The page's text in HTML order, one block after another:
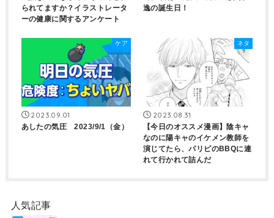
られてますか？イラストレータ
ーの健康に関するアンケート
逸の誕生日！
ケア
2023.09.01
あしたの気圧 2023/9/1（金）
ネタ
2023.08.31
【今日のオススメ漫画】陰キャ
なのに陽キャのイケメン教師を
演じてたら、パリピのBBQに連
れて行かれて詰んだ
人気記事